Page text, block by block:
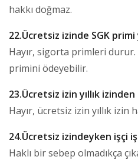
hakkı doğmaz.
22.Ücretsiz izinde SGK primi
Hayır, sigorta primleri
primini ödeyebilir.
23.Ücretsiz izin yıllık
Hayır, ücretsiz izin yıllık izin
24.Ücretsiz izindeyken işçi
Haklı bir sebep olmadıkça